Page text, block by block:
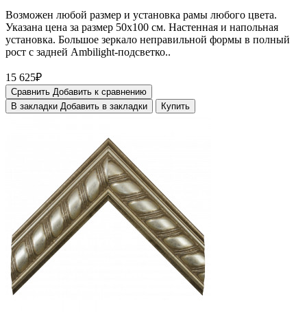
Возможен любой размер и установка рамы любого цвета.
Указана цена за размер 50х100 см. Настенная и напольная
установка. Большое зеркало неправильной формы в полный
рост с задней Ambilight-подсветко..
15 625₽
Сравнить Добавить к сравнению
В закладки Добавить в закладки Купить